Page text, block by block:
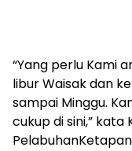
“Yang perlu Kami
libur Waisak dan
sampai Minggu.
cukup di sini,”